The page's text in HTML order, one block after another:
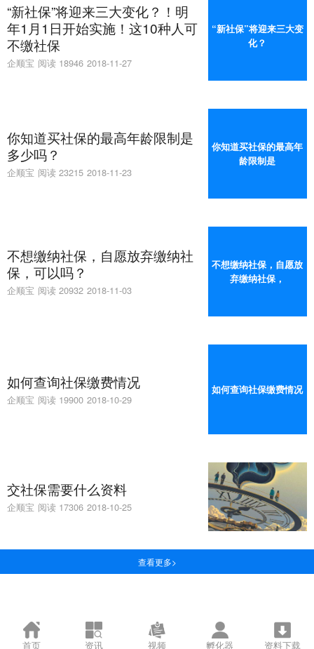
“新社保”将迎来三大变化？！明
年1月1日开始实施！这10种人可
不缴社保
企顺宝 阅读 18946 2018-11-27
“新社保”将迎来三大变
化？
你知道买社保的最高年龄限制是
多少吗？
企顺宝 阅读 23215 2018-11-23
你知道买社保的最高年
龄限制是
不想缴纳社保，自愿放弃缴纳社
保，可以吗？
企顺宝 阅读 20932 2018-11-03
不想缴纳社保，自愿放
弃缴纳社保，
如何查询社保缴费情况
企顺宝 阅读 19900 2018-10-29
如何查询社保缴费情况
交社保需要什么资料
企顺宝 阅读 17306 2018-10-25
查看更多>
首页 资讯 视频 孵化器 资料下载